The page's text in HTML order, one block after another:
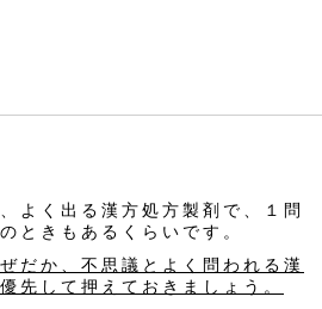
よく出る漢方処方製剤で、１問
ときもあるくらいです。
だか、不思議とよく問われる漢
先して押えておきましょう。